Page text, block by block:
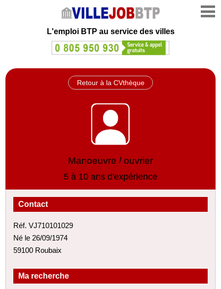
L'emploi BTP au service des villes
Retour à la CVthèque
Manoeuvre / ouvrier
5 à 10 ans d'expérience
Contact
Réf. VJ710101029
Né le 26/09/1974
59100 Roubaix
Ma recherche